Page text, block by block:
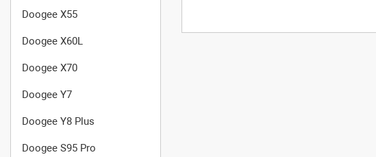
Doogee X55
Doogee X60L
Doogee X70
Doogee Y7
Doogee Y8 Plus
Doogee S95 Pro